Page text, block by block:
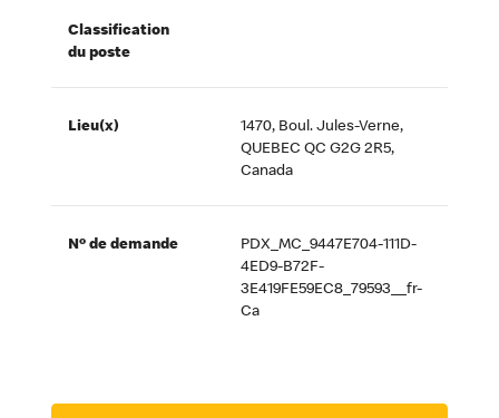
Classification
du poste
Lieu(x)
1470, Boul. Jules-Verne,
QUEBEC QC G2G 2R5,
Canada
Nº de demande
PDX_MC_9447E704-111D-
4ED9-B72F-
3E419FE59EC8_79593__fr-
Ca